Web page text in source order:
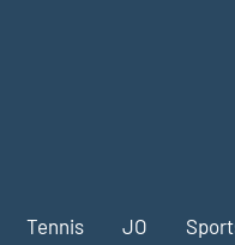
Tennis JO